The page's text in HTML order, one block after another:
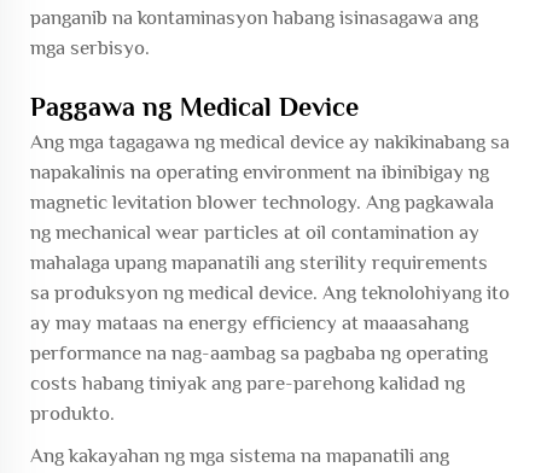
panganib na kontaminasyon habang isinasagawa ang
mga serbisyo.
Paggawa ng Medical Device
Ang mga tagagawa ng medical device ay nakikinabang sa
napakalinis na operating environment na ibinibigay ng
magnetic levitation blower technology. Ang pagkawala
ng mechanical wear particles at oil contamination ay
mahalaga upang mapanatili ang sterility requirements
sa produksyon ng medical device. Ang teknolohiyang ito
ay may mataas na energy efficiency at maaasahang
performance na nag-aambag sa pagbaba ng operating
costs habang tiniyak ang pare-parehong kalidad ng
produkto.
Ang kakayahan ng mga sistema na mapanatili ang